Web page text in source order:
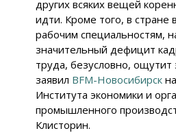
других всяких вещей
идти. Кроме того, в стране
рабочим специальностям,
значительный дефицит
труда, безусловно,
заявил BFM-Новосибирск
Института экономики и
промышленного
Клисторин.